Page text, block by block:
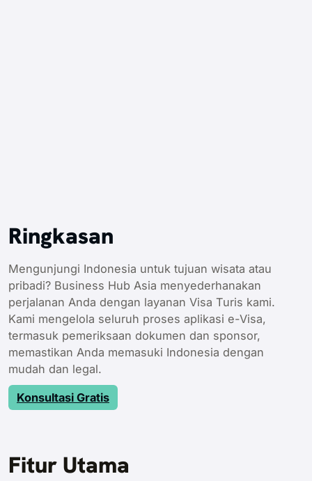
Ringkasan
Mengunjungi Indonesia untuk tujuan wisata atau
pribadi? Business Hub Asia menyederhanakan
perjalanan Anda dengan layanan Visa Turis kami.
Kami mengelola seluruh proses aplikasi e-Visa,
termasuk pemeriksaan dokumen dan sponsor,
memastikan Anda memasuki Indonesia dengan
mudah dan legal.
Konsultasi Gratis
Fitur Utama